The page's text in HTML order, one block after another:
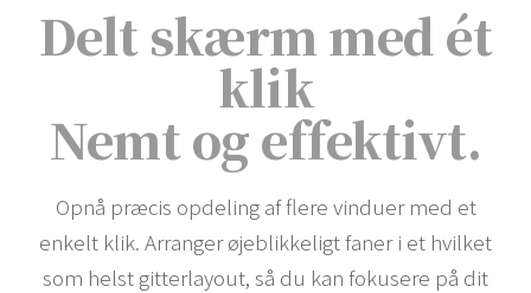
Delt skærm med ét
klik
Nemt og effektivt.
Opnå præcis opdeling af flere vinduer med et
enkelt klik. Arranger øjeblikkeligt faner i et hvilket
som helst gitterlayout, så du kan fokusere på dit